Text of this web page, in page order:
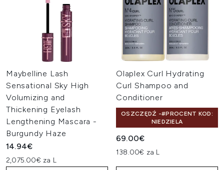
Maybelline Lash
Sensational Sky High
Volumizing and
Thickening Eyelash
Lengthening Mascara -
Burgundy Haze
14.94€
2,075.00€ za L
Olaplex Curl Hydrating
Curl Shampoo and
Conditioner
OSZCZĘDŹ -#PROCENT KOD:
NIEDZIELA
69.00€
138.00€ za L